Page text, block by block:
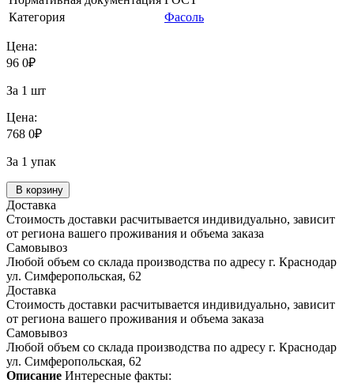
Категория
Фасоль
Цена:
96 0₽
За 1 шт
Цена:
768 0₽
За 1 упак
В корзину
Доставка
Стоимость доставки расчитывается индивидуально, зависит
от региона вашего проживания и объема заказа
Самовывоз
Любой объем со склада производства по адресу г. Краснодар
ул. Симферопольская, 62
Доставка
Стоимость доставки расчитывается индивидуально, зависит
от региона вашего проживания и объема заказа
Самовывоз
Любой объем со склада производства по адресу г. Краснодар
ул. Симферопольская, 62
Описание Интересные факты: